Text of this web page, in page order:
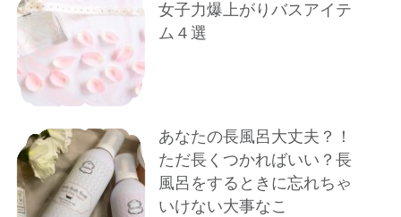
女子力爆上がりバスアイテ
ム４選
あなたの長風呂大丈夫？！
ただ長くつかればいい？長
風呂をするときに忘れちゃ
いけない大事なこ